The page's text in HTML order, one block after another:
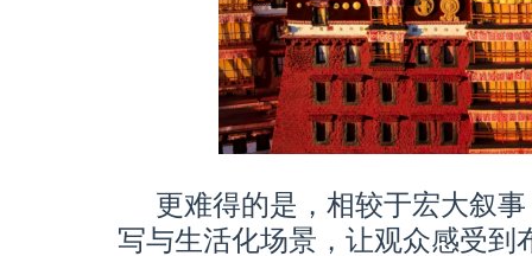
更难得的是，相较于宏大叙
写与生活化场景，让观众感受